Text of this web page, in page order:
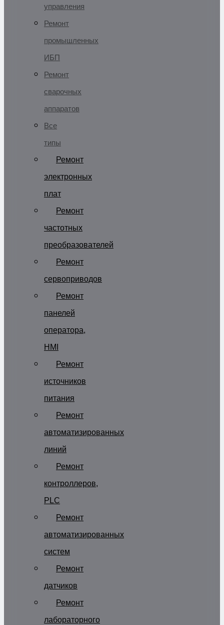
управления
Ремонт
промышленных
ИБП
Ремонт
сварочных
аппаратов
Все
типы
Ремонт
электронных
плат
Ремонт
частотных
преобразователей
Ремонт
сервоприводов
Ремонт
панелей
оператора,
HMI
Ремонт
источников
питания
Ремонт
автоматизированных
линий
Ремонт
контроллеров,
PLC
Ремонт
автоматизированных
систем
Ремонт
датчиков
Ремонт
лабораторного